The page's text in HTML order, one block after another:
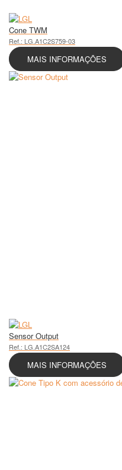
Cone TWM
Ref.: LG.A1C2S759-03
MAIS INFORMAÇÕES
Sensor Output
Ref.: LG.A1C2SA124
MAIS INFORMAÇÕES